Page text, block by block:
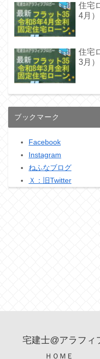
住宅
4月）
住宅
3月）
ブックマーク
Facebook
Instagram
ねふなブログ
Ｘ：旧Twitter
宅建士@アラフィ
ＨＯＭＥ